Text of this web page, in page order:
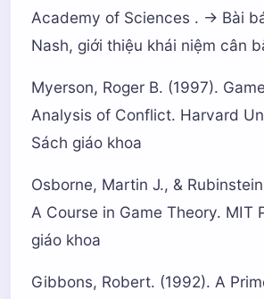
Academy of Sciences . -> Bài
Nash, giới thiệu khái niệm cân
Myerson, Roger B. (1997).
Analysis of Conflict. Harvard
Sách giáo khoa
Osborne, Martin J., &
A Course in Game Theory. MIT
giáo khoa
Gibbons, Robert. (1992). A